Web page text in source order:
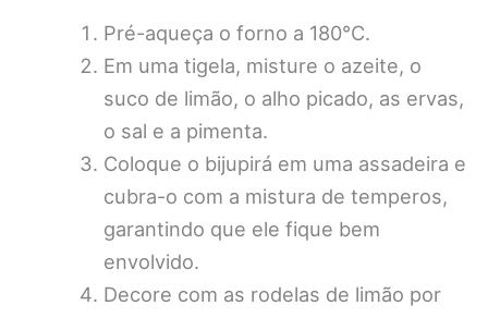
Pré-aqueça o forno a 180°C.
Em uma tigela, misture o azeite, o
suco de limão, o alho picado, as ervas,
o sal e a pimenta.
Coloque o bijupirá em uma assadeira e
cubra-o com a mistura de temperos,
garantindo que ele fique bem
envolvido.
Decore com as rodelas de limão por